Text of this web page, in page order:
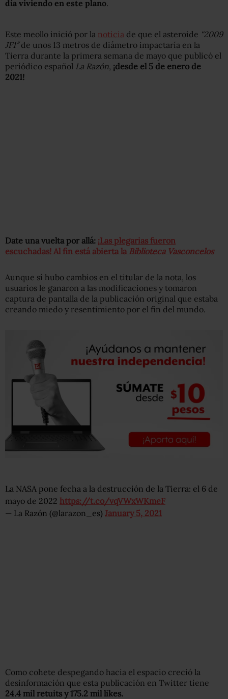
día viviendo en este plano.
Este meollo inició por la noticia de que el asteroide “2009
JF1″de unos 13 metros de diámetro impactaría en la
Tierra durante la primera semana de mayo que publicó el
periódico español La Razón, ¡desde el 5 de enero de
2021!
Date una vuelta por allá: ¡Las plegarias fueron
escuchadas! Al fin está abierta la Biblioteca Vasconcelos
Aunque sí hubo cambios en el titular de la nota, los
usuarios le ganaron a las modificaciones y tomaron
captura de pantalla de la publicación original que estaba
creando miedo y resentimiento por el fin del mundo.
La NASA pone fecha a la destrucción de la Tierra: el 6 de
mayo de 2022 https://t.co/vqVWxWKmeF
— La Razón (@larazon_es) January 5, 2021
Como cohete despegando hacia el espacio creció la
desinformación que esta publicación en Twitter tiene
24.4 mil retuits y 175.2 mil likes.